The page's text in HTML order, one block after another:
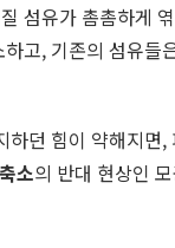
섬유가 촘촘하게
고, 기존의 섬유
던 힘이 약해지
소의 반대 현상인